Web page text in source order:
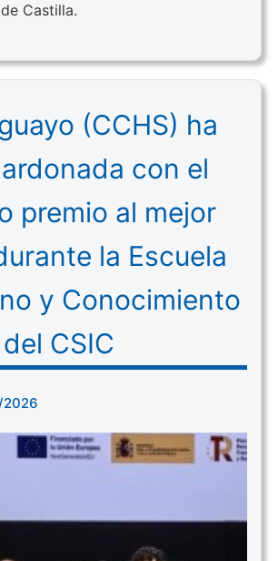
Castilla.
(CCHS) ha
con el
premio al mejor
la Escuela
y Conocimiento
CSIC
2026